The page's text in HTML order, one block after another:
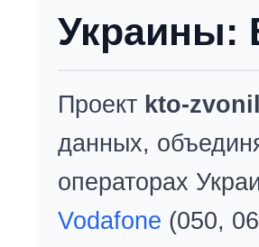
Украины:
Проект kto-
данных,
операторах
Vodafone (050,